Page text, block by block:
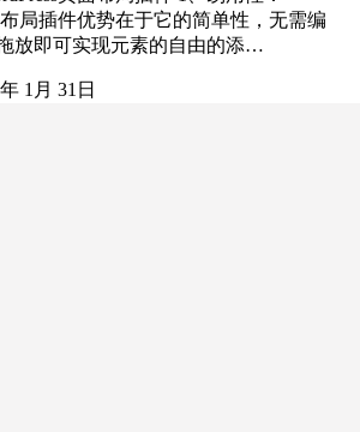
布局插件优势在于它的简单性，无需编
放即可实现元素的自由的添…
1月 31日